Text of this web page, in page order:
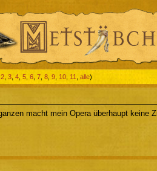
2 3 4 5 6 7 8 9 10 11 alle)
macht mein Opera überhaupt keine